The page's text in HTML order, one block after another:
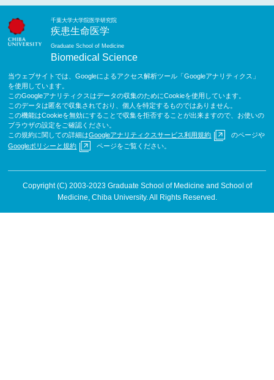
千葉大学大学院医学研究院
疾患生命医学
Graduate School of Medicine
Biomedical Science
当ウェブサイトでは、Googleによるアクセス解析ツール「Googleアナリティクス」
を使用しています。
このGoogleアナリティクスはデータの収集のためにCookieを使用しています。
このデータは匿名で収集されており、個人を特定するものではありません。
この機能はCookieを無効にすることで収集を拒否することが出来ますので、お使いの
ブラウザの設定をご確認ください。
この規約に関しての詳細はGoogleアナリティクスサービス利用規約
のページや
Googleポリシーと規約
ページをご覧ください。
Copyright (C) 2003-2023 Graduate School of Medicine and School of
Medicine, Chiba University. All Rights Reserved.